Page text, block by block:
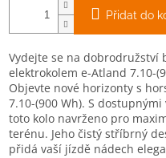
Přidat do
Vydejte se na dobrodružství
elektrokolem e-Atland 7.10-
Objevte nové horizonty s
7.10-(900 Wh). S
toto kolo navrženo pro
terénu. Jeho čistý stříbrný
přidá vaší jízdě nádech